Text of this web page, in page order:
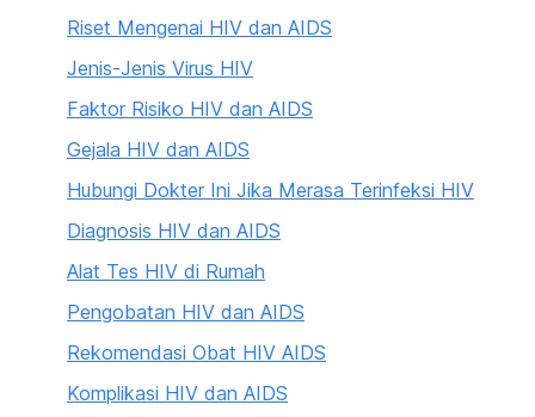
Riset Mengenai HIV dan AIDS
Jenis-Jenis Virus HIV
Faktor Risiko HIV dan AIDS
Gejala HIV dan AIDS
Hubungi Dokter Ini Jika Merasa Terinfeksi HIV
Diagnosis HIV dan AIDS
Alat Tes HIV di Rumah
Pengobatan HIV dan AIDS
Rekomendasi Obat HIV AIDS
Komplikasi HIV dan AIDS